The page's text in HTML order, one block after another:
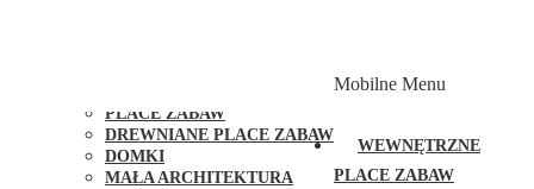
PLACE ZABAW
DREWNIANE PLACE ZABAW
DOMKI
MAŁA ARCHITEKTURA
Mobilne Menu
WEWNĘTRZNE
PLACE ZABAW